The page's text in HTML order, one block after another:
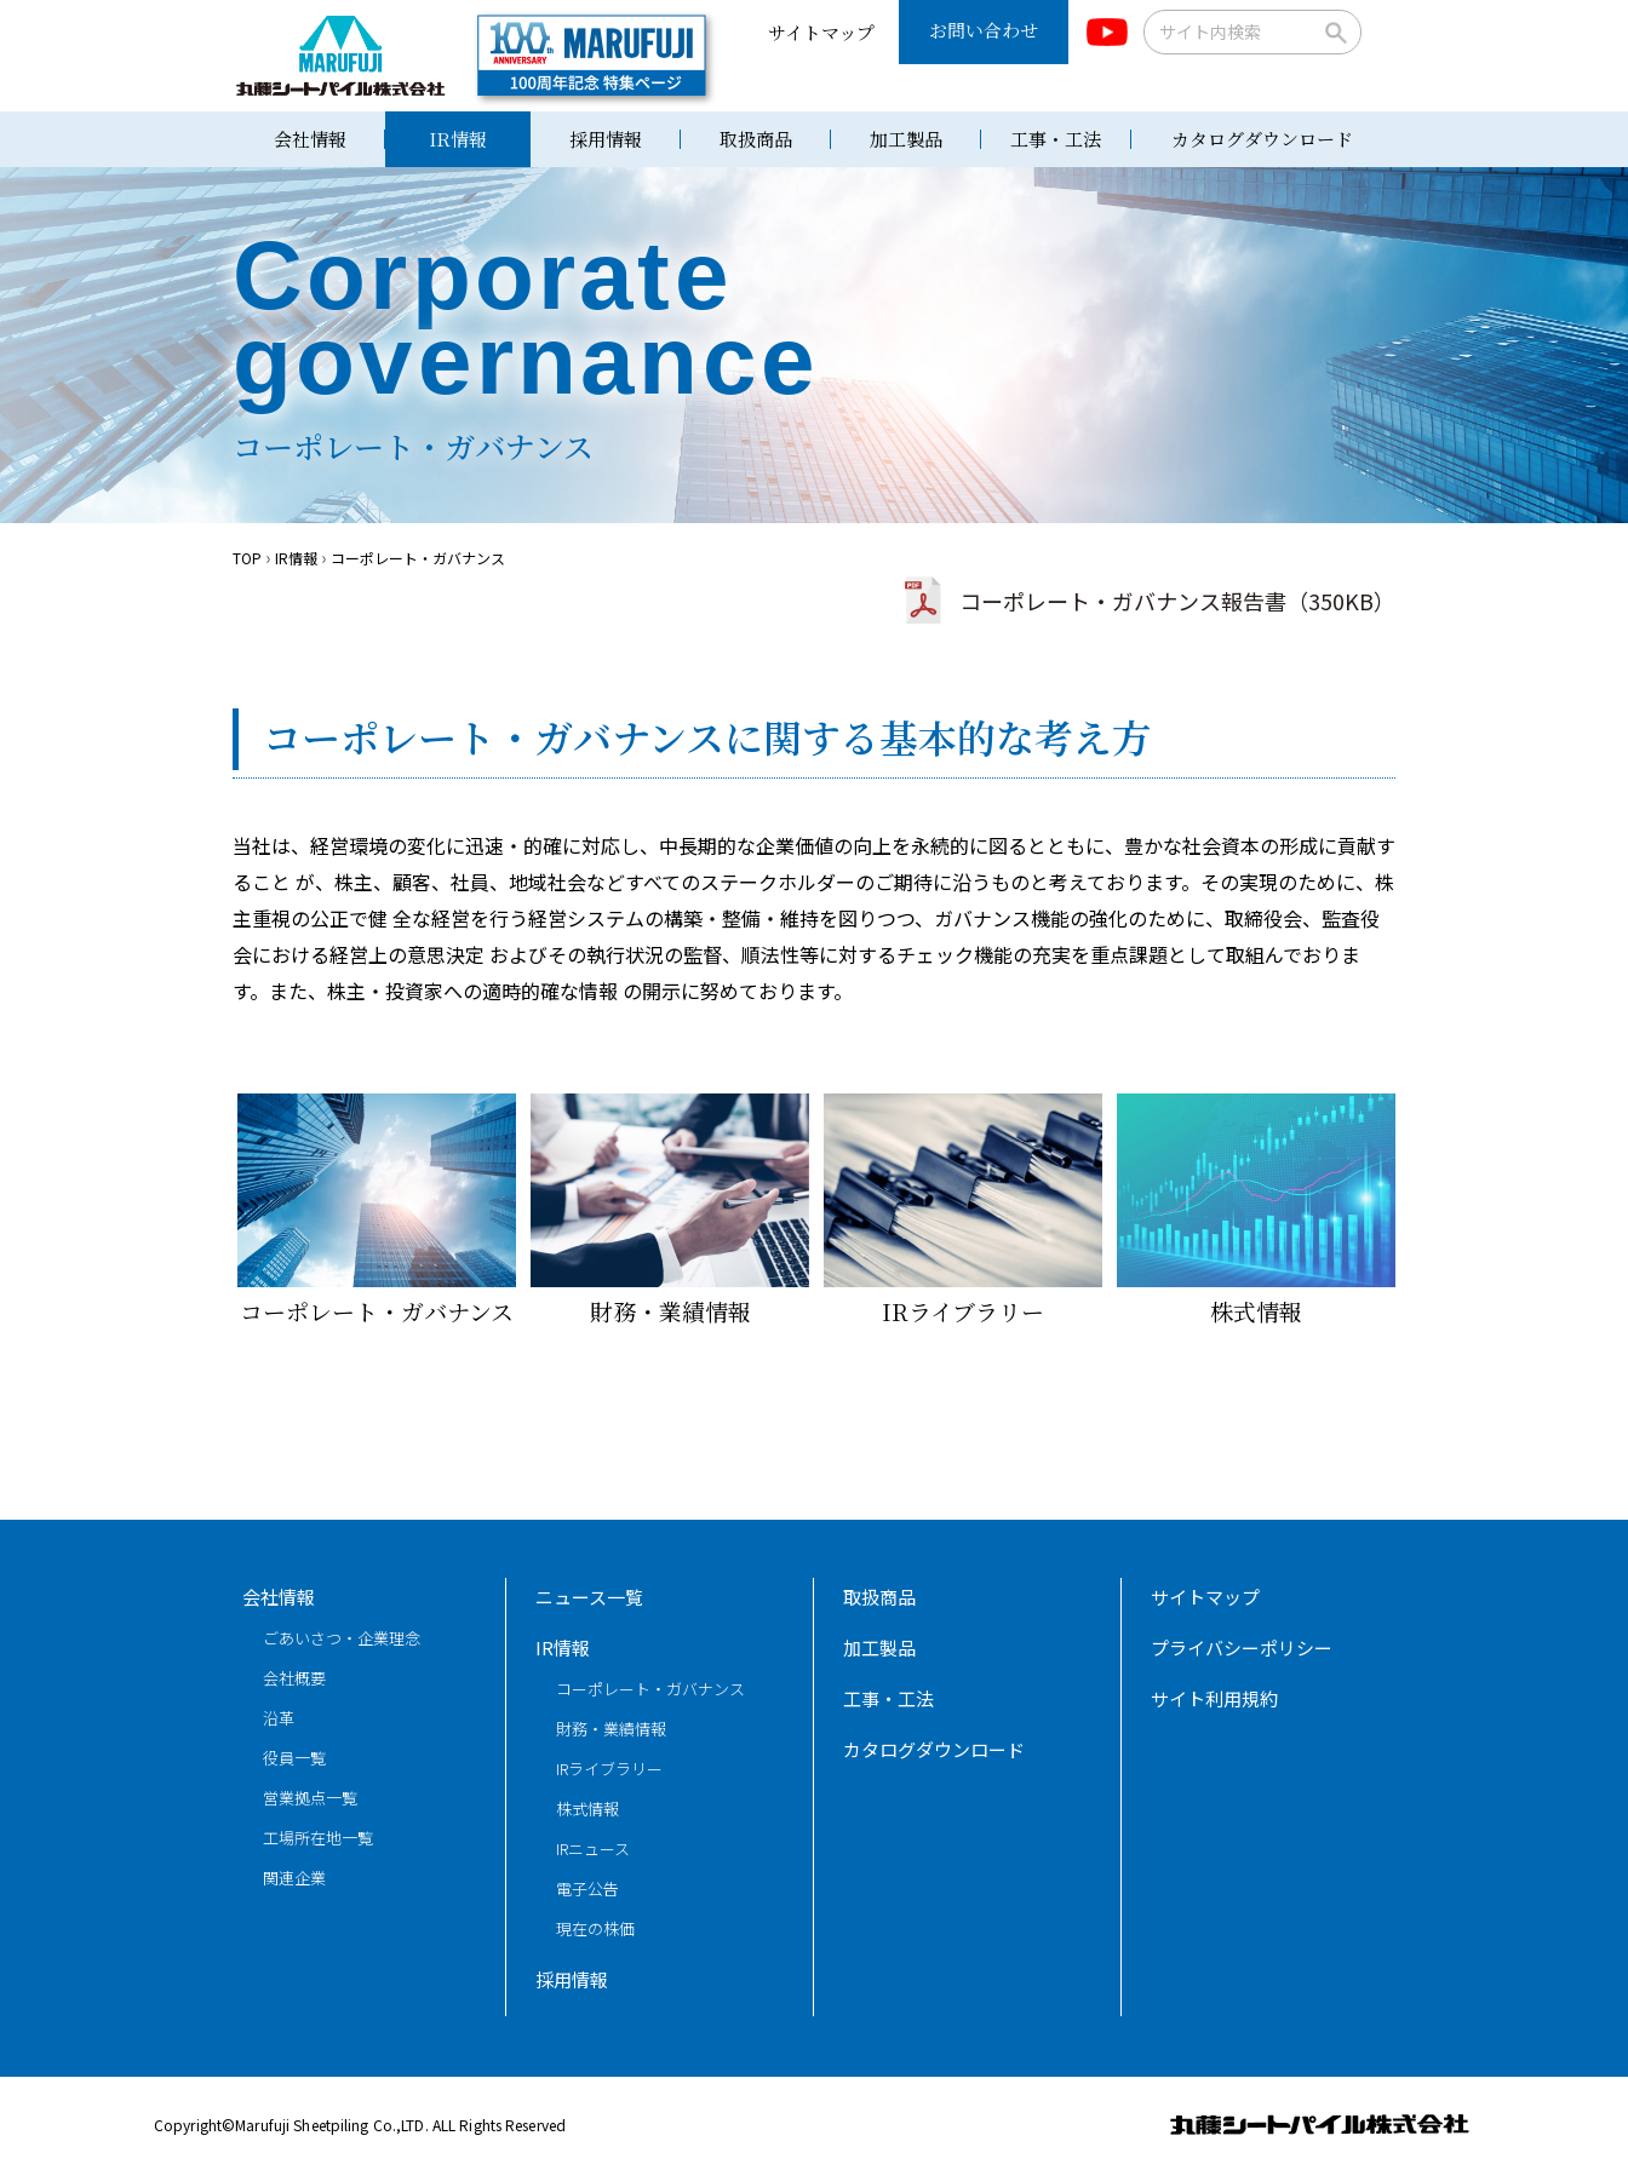
サイトマップ お問い合わせ
会社情報 IR情報 採用情報 取扱商品 加工製品 工事・工法 カタログダウンロード
Corporate
governance
コーポレート・ガバナンス
TOP IR情報 コーポレート・ガバナンス
コーポレート・ガバナンス報告書（350KB）
コーポレート・ガバナンスに関する基本的な考え方
当社は、経営環境の変化に迅速・的確に対応し、中長期的な企業価値の向上を永続的に図るとともに、豊かな社会資本の形成に貢献す
ること が、株主、顧客、社員、地域社会などすべてのステークホルダーのご期待に沿うものと考えております。その実現のために、株
主重視の公正で健 全な経営を行う経営システムの構築・整備・維持を図りつつ、ガバナンス機能の強化のために、取締役会、監査役
会における経営上の意思決定 およびその執行状況の監督、順法性等に対するチェック機能の充実を重点課題として取組んでおりま
す。また、株主・投資家への適時的確な情報 の開示に努めております。
コーポレート・ガバナンス 財務・業績情報 IRライブラリー 株式情報
会社情報
ごあいさつ・企業理念
会社概要
沿革
役員一覧
営業拠点一覧
工場所在地一覧
関連企業
ニュース一覧
IR情報
コーポレート・ガバナンス
財務・業績情報
IRライブラリー
株式情報
IRニュース
電子公告
現在の株価
採用情報
取扱商品
加工製品
工事・工法
カタログダウンロード
サイトマップ
プライバシーポリシー
サイト利用規約
Copyright©Marufuji Sheetpiling Co.,LTD. ALL Rights Reserved